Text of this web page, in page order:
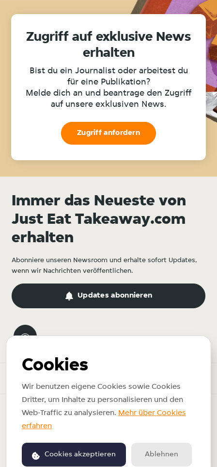
Zugriff auf exklusive News
erhalten
Bist du ein Journalist oder arbeitest du
für eine Publikation?
Melde dich an und beantrage den Zugriff
auf unsere exklusiven News.
Zugriff anfordern
Immer das Neueste von
Just Eat Takeaway.com
erhalten
Abonniere unseren Newsroom und erhalte sofort Updates,
wenn wir Nachrichten veröffentlichen.
Updates abonnieren
Copyright © 2026 Just Eat Takeaway.com. Alle Rechte
Impressum
Cookies
Wir benutzen eigene Cookies sowie Cookies
Dritter, um Inhalte zu personalisieren und den
Web-Traffic zu analysieren. Mehr über Cookies
erfahren
Cookies akzeptieren Ablehnen